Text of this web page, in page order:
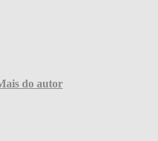
do autor